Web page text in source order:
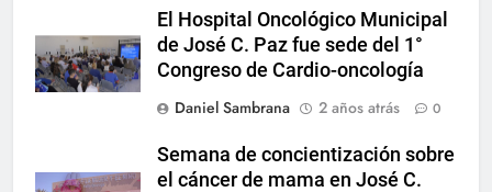
El Hospital Oncológico Municipal
de José C. Paz fue sede del 1°
Congreso de Cardio-oncología
Daniel Sambrana
2 años atrás 0
Semana de concientización sobre
el cáncer de mama en José C.